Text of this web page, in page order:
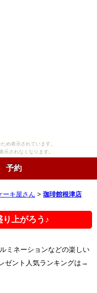
め表示されています。
示されなくなります。
予約
ーキ屋さん > 珈琲館根津店
上がろう♪
ミネーションなどの楽しい
ゼント人気ランキングは→